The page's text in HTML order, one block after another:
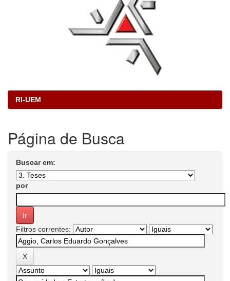
RI-UEM
Página de Busca
Buscar em:
por
Filtros correntes: